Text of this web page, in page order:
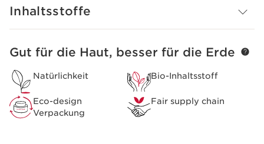
Inhaltsstoffe
WEITER ZUM INHALT
Gut für die Haut, besser für die Erde
Natürlichkeit Bio-Inhaltsstoff
Eco-design
Verpackung
Fair supply chain